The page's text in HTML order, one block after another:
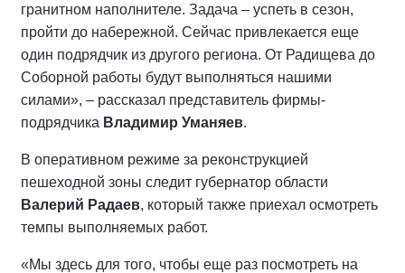
гранитном наполнителе. Задача – успеть в сезон,
пройти до набережной. Сейчас привлекается еще
один подрядчик из другого региона. От Радищева до
Соборной работы будут выполняться нашими
силами», – рассказал представитель фирмы-
подрядчика Владимир Уманяев.
В оперативном режиме за реконструкцией
пешеходной зоны следит губернатор области
Валерий Радаев, который также приехал осмотреть
темпы выполняемых работ.
«Мы здесь для того, чтобы еще раз посмотреть на